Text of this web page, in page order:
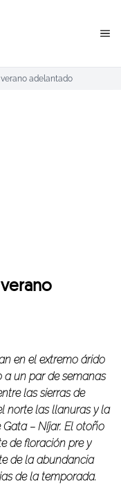
adelantado
en el extremo árido
a un par de semanas
las sierras de
norte las llanuras y la
– Níjar. El otoño
de floración pre y
de la abundancia
de la temporada.